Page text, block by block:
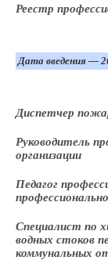
Реестр
Дата введения —
Диспетчер
Руководитель
организации
Педагог
Специалист по
водных стоков
коммунальных